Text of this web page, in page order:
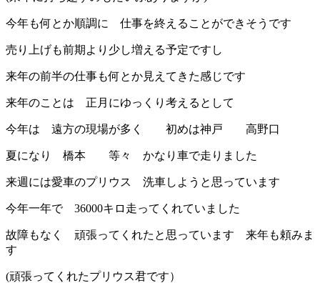
今年も何とか順調に 仕事を終えることができそうです
売り上げも前期より少し増える予定ですし
来年の前半の仕事も何とか見えてきた感じです
来年のことは 正月にゆっくり考えるとして
今年は 遠方の現場が多く 初めは神戸 高野口
夏になり 橋本 等々 かなり車で走りました
来週には愛車のプリウス 洗車しようと思っています
今年一年で 36000キロ走ってくれていました
故障もなく 頑張ってくれたと思っています 来年も頼みま
す
(頑張ってくれたプリウス君です）